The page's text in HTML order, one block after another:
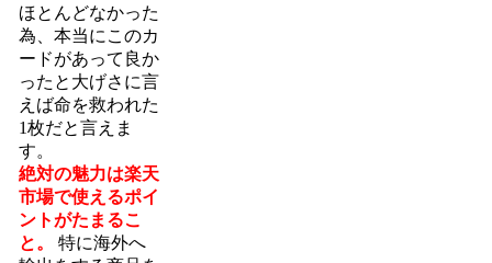
ほとんどなかった
為、本当にこのカ
ードがあって良か
ったと大げさに言
えば命を救われた
1枚だと言えま
す。
絶対の魅力は楽天
市場で使えるポイ
ントがたまるこ
と。
特に海外へ